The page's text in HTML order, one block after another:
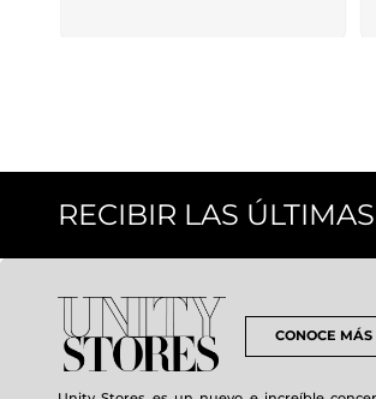
RECIBIR LAS
CONOCE MÁS